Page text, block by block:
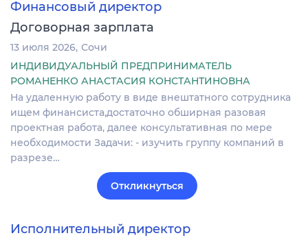
Финансовый директор
Договорная зарплата
13 июля 2026 Сочи
ИНДИВИДУАЛЬНЫЙ ПРЕДПРИНИМАТЕЛЬ
РОМАНЕНКО АНАСТАСИЯ КОНСТАНТИНОВНА
На удаленную работу в виде внештатного сотрудника
ищем финансиста,достаточно обширная разовая
проектная работа, далее консультативная по мере
необходимости Задачи: - изучить группу компаний в
разрезе…
Откликнуться
Исполнительный директор